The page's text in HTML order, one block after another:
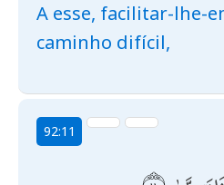
A esse, facilitar-lhe-
caminho difícil,
92:11